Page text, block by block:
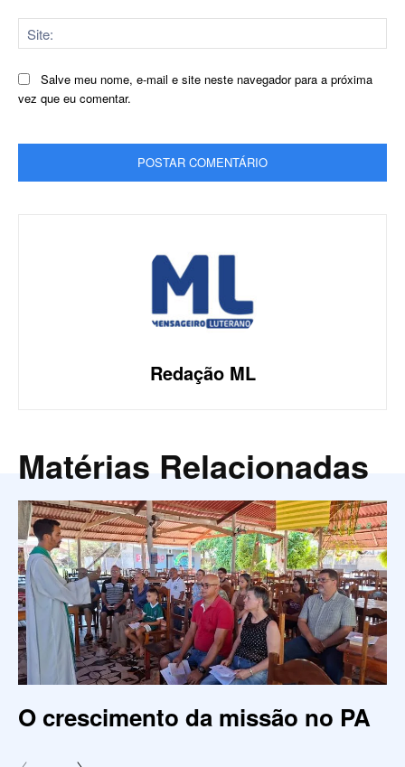
Salve meu nome, e-mail e site neste navegador para a próxima
vez que eu comentar.
Redação ML
Matérias Relacionadas
O crescimento da missão no PA